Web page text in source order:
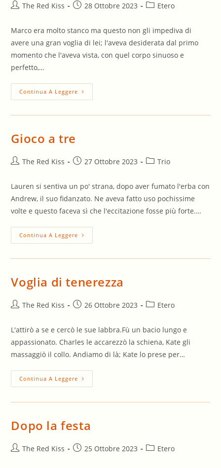
AutoreThe Red Kiss
Articolo28 Ottobre 2023
Categoria
Etero
Marco era molto stanco ma questo non gli impediva di
avere una gran voglia di lei; l'aveva desiderata dal primo
momento che l'aveva vista, con quel corpo sinuoso e
perfetto,…
Continua A Leggere Una
Notte
Gioco a tre
AutoreThe Red Kiss
Articolo27 Ottobre 2023
Categoria
Trio
Lauren si sentiva un po' strana, dopo aver fumato l'erba con
Andrew, il suo fidanzato. Ne aveva fatto uso pochissime
volte e questo faceva sì che l'eccitazione fosse più forte.…
Continua A Leggere Gioco
A
Voglia di tenerezza
AutoreThe Red Kiss
Articolo26 Ottobre 2023
Categoria
Etero
L'attirò a se e cercò le sue labbra.Fù un bacio lungo e
appassionato. Charles le accarezzò la schiena, Kate gli
massaggiò il collo. Andiamo di là; Kate lo prese per…
Continua A Leggere Voglia
Di
Dopo la festa
AutoreThe Red Kiss
Articolo25 Ottobre 2023
Categoria
Etero